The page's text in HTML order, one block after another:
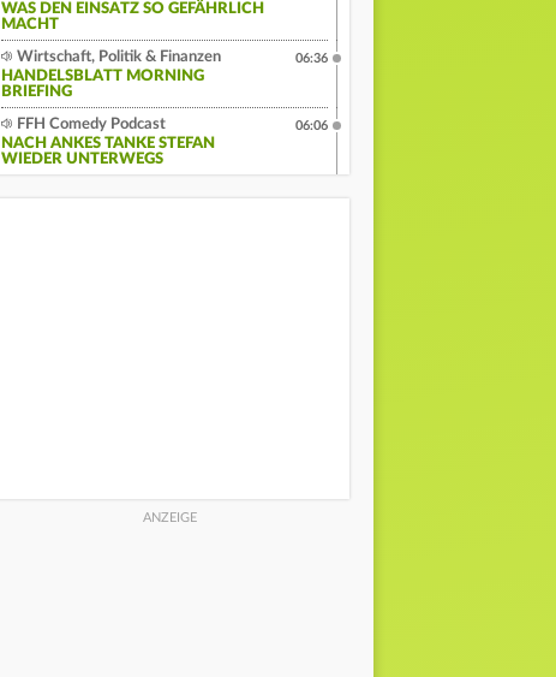
WAS DEN EINSATZ SO GEFÄHRLICH
MACHT
Wirtschaft, Politik & Finanzen
HANDELSBLATT MORNING
BRIEFING
06:36
FFH Comedy Podcast
NACH ANKES TANKE STEFAN
WIEDER UNTERWEGS
06:06